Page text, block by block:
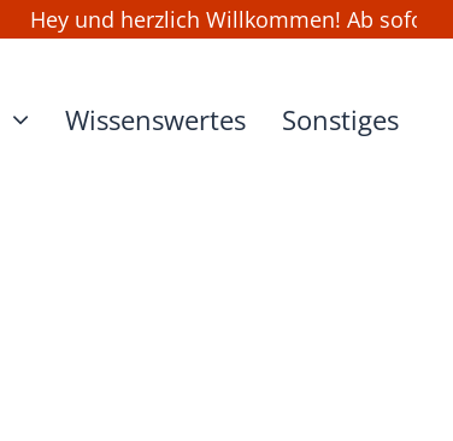
Hey und herzlich Willkommen! Ab sofort
Wissenswertes Sonstiges